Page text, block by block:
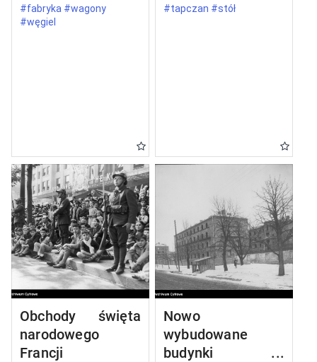
#fabryka #wagony
#węgiel
#tapczan #stół
Obchody święta
narodowego
Francji
Nowo
wybudowane
budynki w